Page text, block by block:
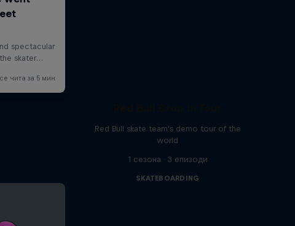
Red Bull skate team's demo tour of the
world
1 сезона · 3 епизоди
SKATEBOARDING